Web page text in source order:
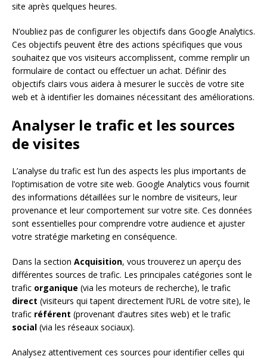
site après quelques heures.
N’oubliez pas de configurer les objectifs dans Google Analytics.
Ces objectifs peuvent être des actions spécifiques que vous
souhaitez que vos visiteurs accomplissent, comme remplir un
formulaire de contact ou effectuer un achat. Définir des
objectifs clairs vous aidera à mesurer le succès de votre site
web et à identifier les domaines nécessitant des améliorations.
Analyser le trafic et les sources
de visites
L’analyse du trafic est l’un des aspects les plus importants de
l’optimisation de votre site web. Google Analytics vous fournit
des informations détaillées sur le nombre de visiteurs, leur
provenance et leur comportement sur votre site. Ces données
sont essentielles pour comprendre votre audience et ajuster
votre stratégie marketing en conséquence.
Dans la section Acquisition, vous trouverez un aperçu des
différentes sources de trafic. Les principales catégories sont le
trafic organique (via les moteurs de recherche), le trafic
direct (visiteurs qui tapent directement l’URL de votre site), le
trafic référent (provenant d’autres sites web) et le trafic
social (via les réseaux sociaux).
Analysez attentivement ces sources pour identifier celles qui